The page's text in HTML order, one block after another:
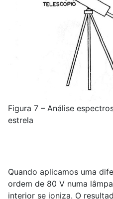
Figura 7 – Análise
estrela
Quando aplicamos uma
ordem de 80 V numa
interior se ioniza. O